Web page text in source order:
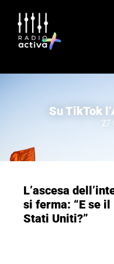
Su TikTok
27
L’ascesa
si ferma: “E se
Stati Uniti?”